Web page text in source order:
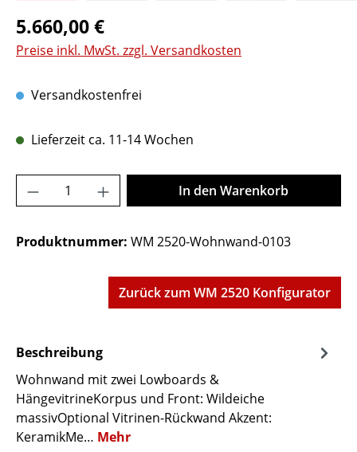
Regulärer Preis:
5.660,00 €
Preise inkl. MwSt. zzgl. Versandkosten
Versandkostenfrei
Lieferzeit ca. 11-14 Wochen
Produkt Anzahl: Gib den gewünschten
In den Warenkorb
Produktnummer: WM 2520-Wohnwand-0103
Zurück zum WM 2520 Konfigurator
Beschreibung
Wohnwand mit zwei Lowboards &
HängevitrineKorpus und Front: Wildeiche
massivOptional Vitrinen-Rückwand Akzent:
KeramikMe… Mehr